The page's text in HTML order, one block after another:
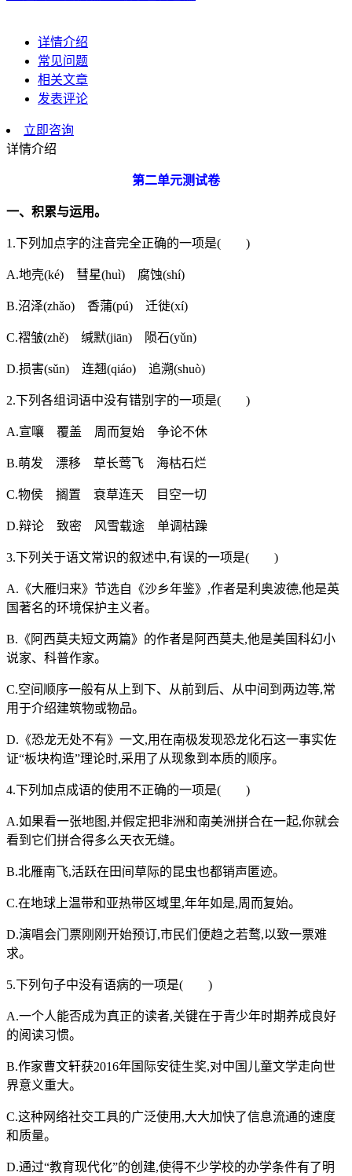
详情介绍
常见问题
相关文章
发表评论
立即咨询
详情介绍
第二单元测试卷
一、积累与运用。
1.下列加点字的注音完全正确的一项是( )
A.地壳(ké) 彗星(huì) 腐蚀(shí)
B.沼泽(zhǎo) 香蒲(pú) 迁徙(xí)
C.褶皱(zhě) 缄默(jiān) 陨石(yǔn)
D.损害(sǔn) 连翘(qiáo) 追溯(shuò)
2.下列各组词语中没有错别字的一项是( )
A.宣嚷 覆盖 周而复始 争论不休
B.萌发 漂移 草长莺飞 海枯石烂
C.物侯 搁置 衰草连天 目空一切
D.辩论 致密 风雪载途 单调枯躁
3.下列关于语文常识的叙述中,有误的一项是( )
A.《大雁归来》节选自《沙乡年鉴》,作者是利奥波德,他是英
国著名的环境保护主义者。
B.《阿西莫夫短文两篇》的作者是阿西莫夫,他是美国科幻小
说家、科普作家。
C.空间顺序一般有从上到下、从前到后、从中间到两边等,常
用于介绍建筑物或物品。
D.《恐龙无处不有》一文,用在南极发现恐龙化石这一事实佐
证“板块构造”理论时,采用了从现象到本质的顺序。
4.下列加点成语的使用不正确的一项是( )
A.如果看一张地图,并假定把非洲和南美洲拼合在一起,你就会
看到它们拼合得多么天衣无缝。
B.北雁南飞,活跃在田间草际的昆虫也都销声匿迹。
C.在地球上温带和亚热带区域里,年年如是,周而复始。
D.演唱会门票刚刚开始预订,市民们便趋之若鹜,以致一票难
求。
5.下列句子中没有语病的一项是( )
A.一个人能否成为真正的读者,关键在于青少年时期养成良好
的阅读习惯。
B.作家曹文轩获2016年国际安徒生奖,对中国儿童文学走向世
界意义重大。
C.这种网络社交工具的广泛使用,大大加快了信息流通的速度
和质量。
D.通过“教育现代化”的创建,使得不少学校的办学条件有了明